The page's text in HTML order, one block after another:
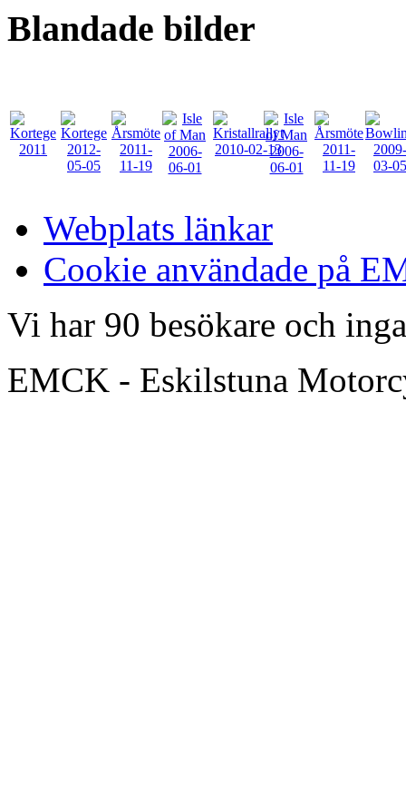
Blandade bilder
Webplats länkar
Cookie användade på
Vi har 90 besökare och
EMCK - Eskilstuna